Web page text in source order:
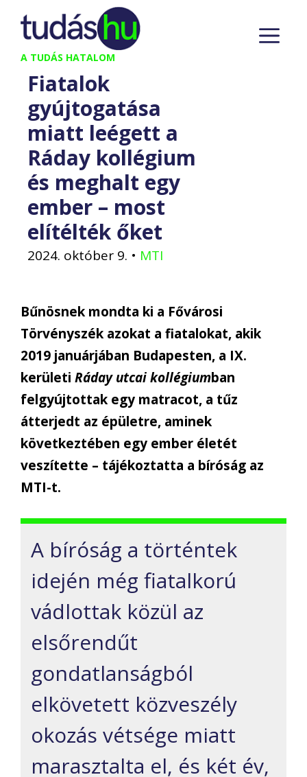
Kilépés
tartalomba
A TUDÁS HATALOM
Fiatalok
gyújtogatása
miatt leégett a
Ráday kollégium
és meghalt egy
ember – most
elítélték őket
2024. október 9. • MTI
Bűnösnek mondta ki a Fővárosi
Törvényszék azokat a fiatalokat, akik
2019 januárjában Budapesten, a IX.
kerületi Ráday utcai kollégiumban
felgyújtottak egy matracot, a tűz
átterjedt az épületre, aminek
következtében egy ember életét
veszítette – tájékoztatta a bíróság az
MTI-t.
A bíróság a történtek
idején még fiatalkorú
vádlottak közül az
elsőrendűt
gondatlanságból
elkövetett közveszély
okozás vétsége miatt
marasztalta el, és két év,